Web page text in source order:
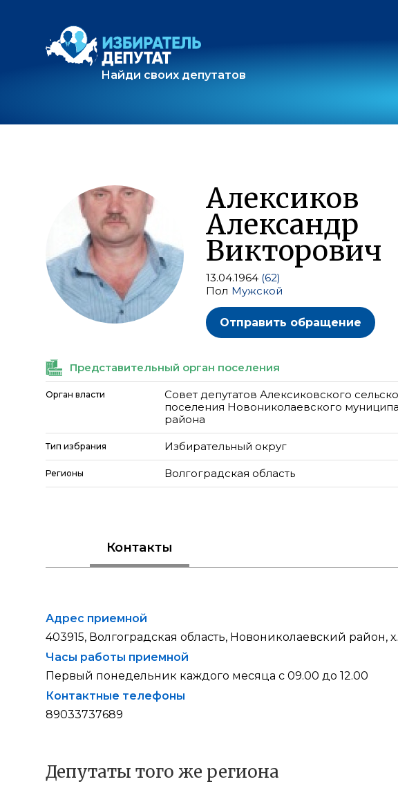
Найди своих депутатов
Алексиков
Александр
Викторович
13.04.1964 (62)
Пол Мужской
Отправить обращение
Представительный орган поселения
Орган власти
Совет депутатов Алексиковского
поселения Новониколаевского
района
Тип избрания Избирательный округ
Регионы Волгоградская область
Контакты
Адрес приемной
403915, Волгоградская область, Новониколаевский район,
Часы работы приемной
Первый понедельник каждого месяца с 09.00 до 12.00
Контактные телефоны
89033737689
Депутаты того же региона